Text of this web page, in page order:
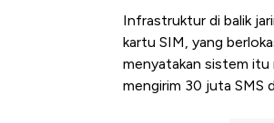
Infrastruktur di balik
kartu SIM, yang
menyatakan sistem itu
mengirim 30 juta SMS